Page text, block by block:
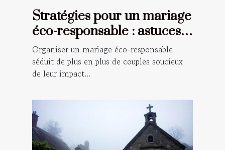
Stratégies pour un mariage
éco-responsable : astuces
et conseils
Organiser un mariage éco-responsable
séduit de plus en plus de couples soucieux
de leur impact...